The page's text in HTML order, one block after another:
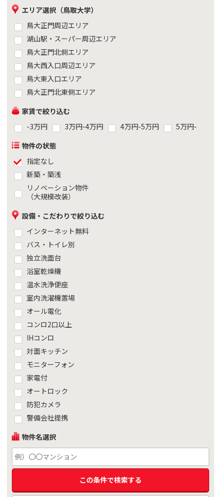
エリア選択（鳥取大学）
鳥大正門周辺エリア
湖山駅・スーパー周辺エリア
鳥大正門北側エリア
鳥大西入口周辺エリア
鳥大東入口エリア
鳥大正門北東側エリア
家賃で絞り込む
-3万円
3万円-4万円 4万円-5万円
5万円-
物件の状態
指定なし
新築・築浅
リノベーション物件
（大規模改装）
設備・こだわりで絞り込む
インターネット無料
バス・トイレ別
独立洗面台
浴室乾燥機
温水洗浄便座
室内洗濯機置場
オール電化
コンロ2口以上
IHコンロ
対面キッチン
モニターフォン
家電付
オートロック
防犯カメラ
警備会社提携
物件名選択